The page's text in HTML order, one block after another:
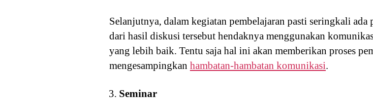
Selanjutnya, dalam kegiatan pembelajaran pasti seringkali
dari hasil diskusi tersebut hendaknya menggunakan
yang lebih baik. Tentu saja hal ini akan memberikan proses
mengesampingkan hambatan-hambatan komunikasi.
Seminar